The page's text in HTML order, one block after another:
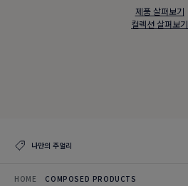
제품 살펴보기
컬렉션 살펴보기
나만의 주얼리
HOME COMPOSED PRODUCTS